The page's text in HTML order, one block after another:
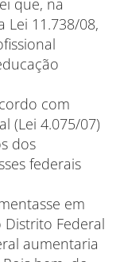
que, na
Lei 11.738/08,
com
(Lei 4.075/07)
dos
federais
em
Federal
aumentaria